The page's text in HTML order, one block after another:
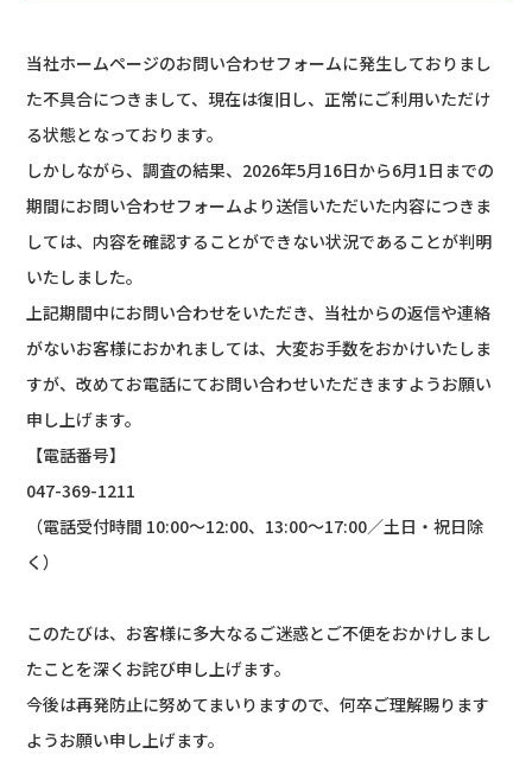
当社ホームページのお問い合わせフォームに発生しておりまし
た不具合につきまして、現在は復旧し、正常にご利用いただけ
る状態となっております。
しかしながら、調査の結果、2026年5月16日から6月1日までの
期間にお問い合わせフォームより送信いただいた内容につきま
しては、内容を確認することができない状況であることが判明
いたしました。
上記期間中にお問い合わせをいただき、当社からの返信や連絡
がないお客様におかれましては、大変お手数をおかけいたしま
すが、改めてお電話にてお問い合わせいただきますようお願い
申し上げます。
【電話番号】
047-369-1211
（電話受付時間 10:00～12:00、13:00～17:00／土日・祝日除
く）
このたびは、お客様に多大なるご迷惑とご不便をおかけしまし
たことを深くお詫び申し上げます。
今後は再発防止に努めてまいりますので、何卒ご理解賜ります
ようお願い申し上げます。